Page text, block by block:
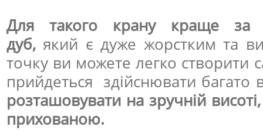
Для такого крану краще за
дуб, який є дуже жорстким та
точку ви можете легко створити
прийдеться здійснювати багато
розташовувати на зручній
прихованою.